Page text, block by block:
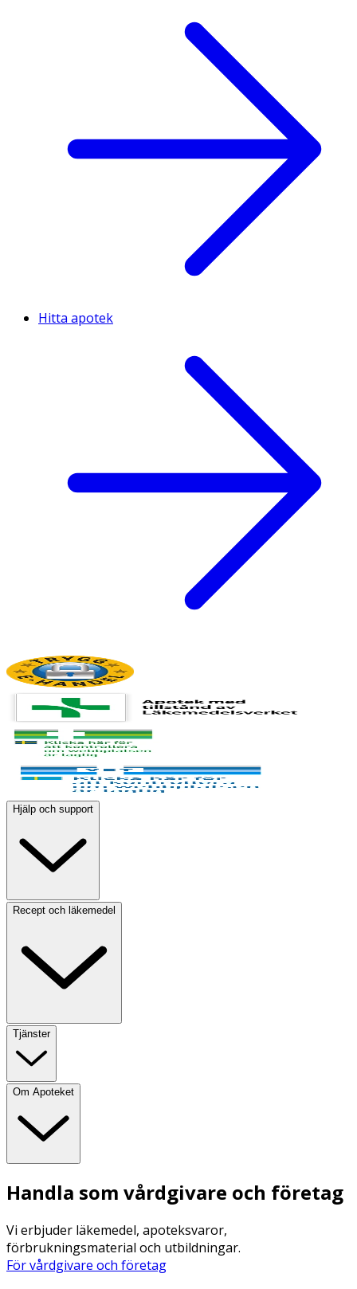
Hitta apotek
Hjälp och support
Recept och läkemedel
Tjänster
Om Apoteket
Handla som vårdgivare och företag
Vi erbjuder läkemedel, apoteksvaror,
förbrukningsmaterial och utbildningar.
För vårdgivare och företag